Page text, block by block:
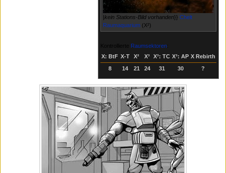
|kein Stations-Bild vorhanden}}Chelt
Raumaquarium (X²)
Kontrollierte Raumsektoren:
X: BtF X‑T X² X³ X³: TC X³: AP X Rebirth
8
14 21 24 31 30 ?